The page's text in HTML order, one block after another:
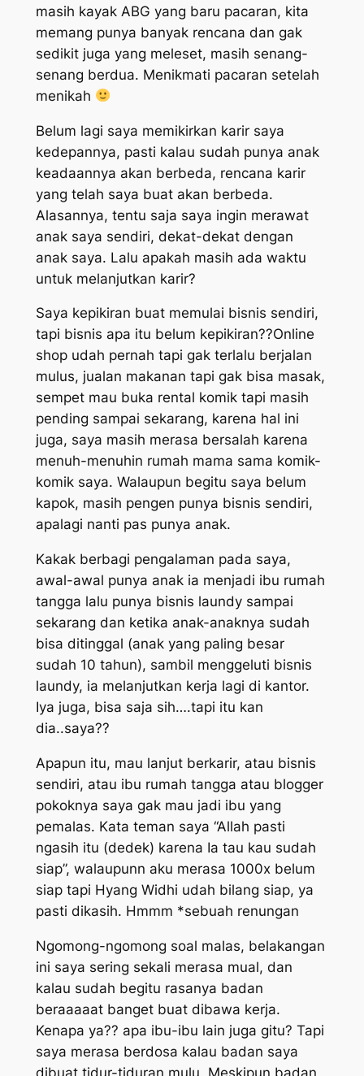
masih kayak ABG yang baru pacaran, kita
memang punya banyak rencana dan gak
sedikit juga yang meleset, masih senang-
senang berdua. Menikmati pacaran setelah
menikah
Belum lagi saya memikirkan karir saya
kedepannya, pasti kalau sudah punya anak
keadaannya akan berbeda, rencana karir
yang telah saya buat akan berbeda.
Alasannya, tentu saja saya ingin merawat
anak saya sendiri, dekat-dekat dengan
anak saya. Lalu apakah masih ada waktu
untuk melanjutkan karir?
Saya kepikiran buat memulai bisnis sendiri,
tapi bisnis apa itu belum kepikiran??Online
shop udah pernah tapi gak terlalu berjalan
mulus, jualan makanan tapi gak bisa masak,
sempet mau buka rental komik tapi masih
pending sampai sekarang, karena hal ini
juga, saya masih merasa bersalah karena
menuh-menuhin rumah mama sama komik-
komik saya. Walaupun begitu saya belum
kapok, masih pengen punya bisnis sendiri,
apalagi nanti pas punya anak.
Kakak berbagi pengalaman pada saya,
awal-awal punya anak ia menjadi ibu rumah
tangga lalu punya bisnis laundy sampai
sekarang dan ketika anak-anaknya sudah
bisa ditinggal (anak yang paling besar
sudah 10 tahun), sambil menggeluti bisnis
laundy, ia melanjutkan kerja lagi di kantor.
Iya juga, bisa saja sih….tapi itu kan
dia..saya??
Apapun itu, mau lanjut berkarir, atau bisnis
sendiri, atau ibu rumah tangga atau blogger
pokoknya saya gak mau jadi ibu yang
pemalas. Kata teman saya “Allah pasti
ngasih itu (dedek) karena Ia tau kau sudah
siap”, walaupunn aku merasa 1000x belum
siap tapi Hyang Widhi udah bilang siap, ya
pasti dikasih. Hmmm *sebuah renungan
Ngomong-ngomong soal malas, belakangan
ini saya sering sekali merasa mual, dan
kalau sudah begitu rasanya badan
beraaaaat banget buat dibawa kerja.
Kenapa ya?? apa ibu-ibu lain juga gitu? Tapi
saya merasa berdosa kalau badan saya
dibuat tidur-tiduran mulu. Meskipun badan